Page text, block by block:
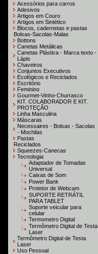
Acessórios para carros
Adesivos
Artigos em Couro
Artigos em Sintético
Blocos, cadernetas e pastas
Bolsas-Sacolas-Malas
Bottons
Canetas Metálicas
Canetas Plástica - Marca texto -
Lápis
Chaveiros
Conjuntos Executivos
Ecológicos e Reciclados
Escritório
Feminino
Gourmet-Vinho-Churrasco
KIT. COLABORADOR E KIT.
PROTEÇÃO
Linha Masculina
Máscaras
Necessaires - Bolsas - Sacolas
- Mochilas
Pastas
Reciclados
Squeezes-Canecas
Tecnologia
Adaptador de Tomadas
Universal
Caixas de Som
Power Bank
Protetor de Webcam
SUPORTE RETRÁTIL
PARA TABLET
Suporte veicular para
celular
Termometro Digital
Termômetro Digital de Testa
Laser
Termômetro Digital de Testa
Laser
Uso Pessoal